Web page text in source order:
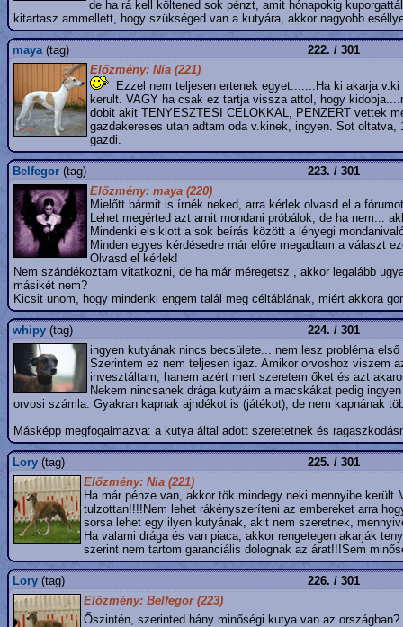
de ha rá kell költened sok pénzt, amit hónapokig
kitartasz ammellett, hogy szükséged van a kutyára, akkor nagyobb
maya(tag)
222. / 301
Előzmény: Nia (221)
Ezzel nem teljesen ertenek egyet.......Ha ki akarja
kerult. VAGY ha csak ez tartja vissza attol, hogy
dobit akit TENYESZTESI CELOKKAL, PENZERT vettek
gazdakereses utan adtam oda v.kinek, ingyen. Sot
gazdi.
Belfegor (tag)
223. / 301
Előzmény: maya (220)
Mielőtt bármit is írnék neked, arra kérlek olvasd el a
Lehet megérted azt amit mondani próbálok, de ha nem...
Mindenki elsiklott a sok beírás között a lényegi
Minden egyes kérdésedre már előre megadtam a választ
Olvasd el kérlek!
Nem szándékoztam vitatkozni, de ha már méregetsz , akkor legalább
másikét nem?
Kicsit unom, hogy mindenki engem talál meg céltáblának, miért akkora
whipy (tag)
224. / 301
ingyen kutyának nincs becsülete... nem lesz probléma
Szerintem ez nem teljesen igaz. Amikor orvoshoz viszem
invesztáltam, hanem azért mert szeretem őket és azt
Nekem nincsanek drága kutyáim a macskákat pedig
orvosi számla. Gyakran kapnak ajndékot is (játékot), de nem kapnának
Másképp megfogalmazva: a kutya által adott szeretetnek és
Lory (tag)
225. / 301
Előzmény: Nia (221)
Ha már pénze van, akkor tök mindegy neki mennyibe
tulzottan!!!!Nem lehet rákényszeríteni az embereket arra
sorsa lehet egy ilyen kutyának, akit nem szeretnek,
Ha valami drága és van piaca, akkor rengetegen akarják
szerint nem tartom garanciális dolognak az árat!!!Sem
Lory (tag)
226. / 301
Előzmény: Belfegor (223)
Őszintén, szerinted hány minőségi kutya van az országban?